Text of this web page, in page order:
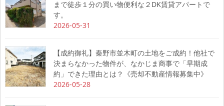
まで徒歩１分の買い物便利な２DK賃貸アパートで
す。
2026-05-31
【成約御礼】秦野市並木町の土地をご成約！他社で
決まらなかった物件が、なかじま商事で「早期成
約」できた理由とは？《売却不動産情報募集中》
2026-05-28